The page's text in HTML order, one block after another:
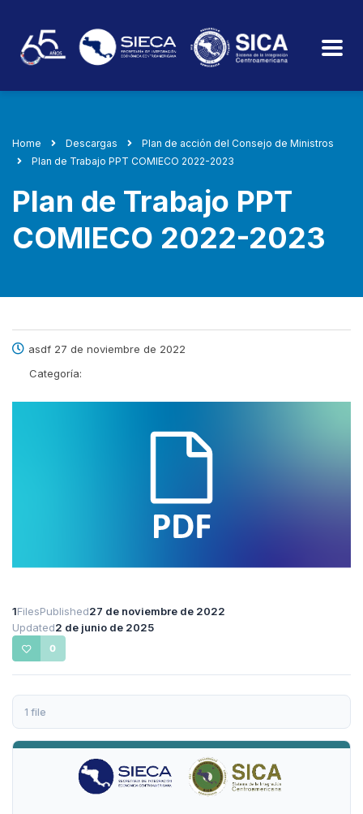
Home Descargas
Plan de acción del Consejo de Ministros
Plan de Trabajo PPT COMIECO 2022-2023
Plan de Trabajo PPT
COMIECO 2022-2023
asdf 27 de noviembre de 2022
Categoría:
1FilesPublished27 de noviembre de 2022
Updated2 de junio de 2025
0
1 file